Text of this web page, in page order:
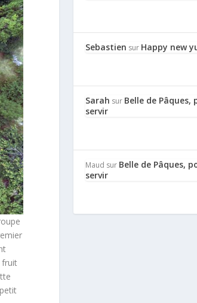
fruit
Sebastien sur Happy new
Sarah sur Belle de Pâques,
servir
Maud sur Belle de Pâques,
servir